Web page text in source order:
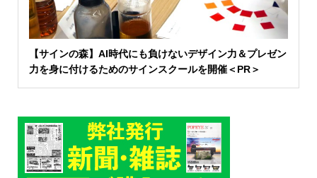
【サインの森】AI時代にも負けないデザイン力＆プレゼン
力を身に付けるためのサインスクールを開催＜PR＞